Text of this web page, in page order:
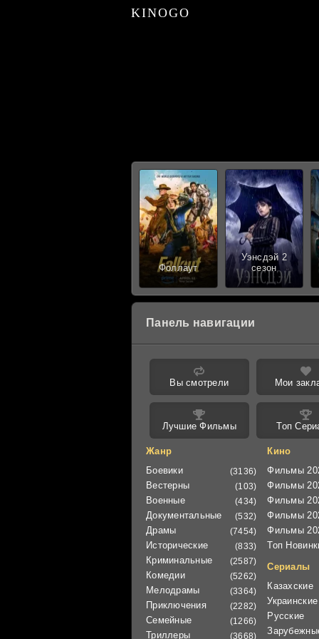
KINOGO
Фоллаут
Уэнсдэй 2
сезон
Панель навигации
Вы смотрели Мои
Лучшие Фильмы Топ
Жанр
Боевики
(3136)
Вестерны (103)
Военные (434)
Документальные (532)
Драмы (7454)
Исторические (833)
Криминальные (2587)
Комедии (5262)
Мелодрамы (3364)
Приключения (2282)
Семейные (1266)
Триллеры (3668)
Кино
Фильмы
Фильмы
Фильмы
Фильмы
Фильмы
Топ
Сериалы
Казахские
Украинские
Русские